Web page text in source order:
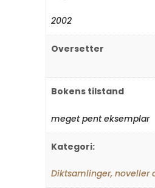
2002
Oversetter
Bokens tilstand
meget pent eksemplar
Kategori:
Diktsamlinger, noveller